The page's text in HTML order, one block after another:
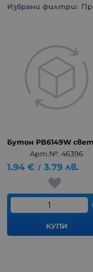
Избрани филтри:
Бутон PB6149W
Арт.№: 46396
1.94 € / 3.79 лв.
КУПИ